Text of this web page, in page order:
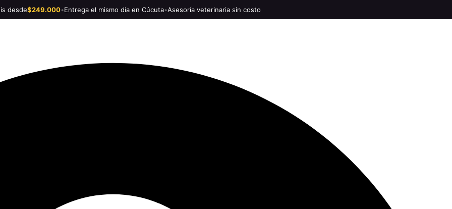
desde$249.000•Entrega el mismo día en Cúcuta•Asesoría veterinaria sin costo